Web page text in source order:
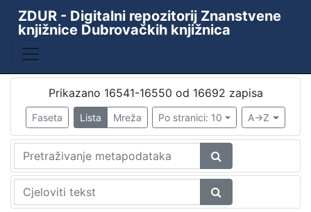
Baza
ZKD - ZDUR
Periodika Ragusina
Knjižnica
ZDUR - Digitalni repozitorij Znanstvene
knjižnice Dubrovačkih knjižnica
Prikazano 16541-16550 od 16692 zapisa
Faseta Lista Mreža Po stranici: 10 A->Z